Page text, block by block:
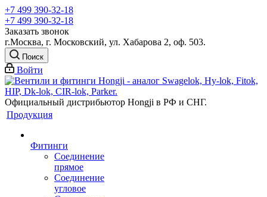
+7 499 390-32-18
+7 499 390-32-18
Заказать звонок
г.Москва, г. Московский, ул. Хабарова 2, оф. 503.
Поиск
Войти
Официальный дистрибьютор Hongji в РФ и СНГ.
Продукция
Фитинги
Соединение
прямое
Соединение
угловое